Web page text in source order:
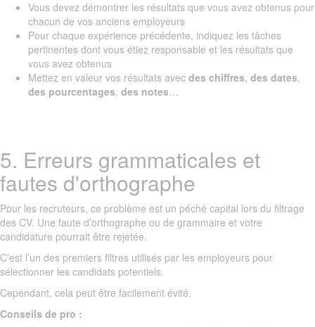
Vous devez démontrer les résultats que vous avez obtenus pour
chacun de vos anciens employeurs
Pour chaque expérience précédente, indiquez les tâches
pertinentes dont vous étiez responsable et les résultats que
vous avez obtenus
Mettez en valeur vos résultats avec des chiffres, des dates,
des pourcentages, des notes…
5. Erreurs grammaticales et
fautes d'orthographe
Pour les recruteurs, ce problème est un péché capital lors du filtrage
des CV. Une faute d’orthographe ou de grammaire et votre
candidature pourrait être rejetée.
C’est l’un des premiers filtres utilisés par les employeurs pour
sélectionner les candidats potentiels.
Cependant, cela peut être facilement évité.
Conseils de pro :